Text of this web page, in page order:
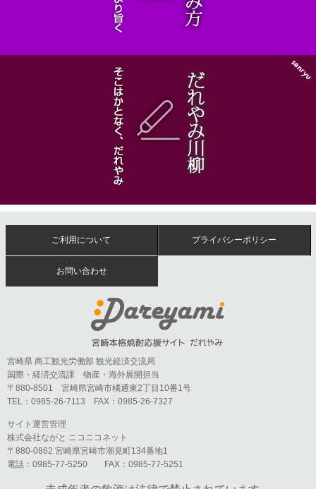
ご利用について プライバシーポリシー
お問い合わせ
宮崎県 商工観光労働部 観光経済交流局
国際・経済交流課 物産・海外展開担当
〒880-8501 宮崎県宮崎市橘通東2丁目10番1号
TEL：0985-26-7113 FAX：0985-26-7327
サイト運営管理
株式会社ながと ニコニコネット
〒880-0862 宮崎県宮崎市潮見町134番地1
電話：0985-77-5250 FAX：0985-77-5251